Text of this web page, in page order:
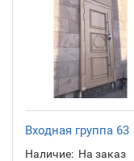
Входная группа 63
Наличие: На заказ